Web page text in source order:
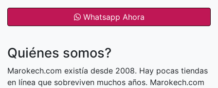
Whatsapp Ahora
Quiénes somos?
Marokech.com existía desde 2008. Hay pocas tiendas
en línea que sobreviven muchos años. Marokech.com